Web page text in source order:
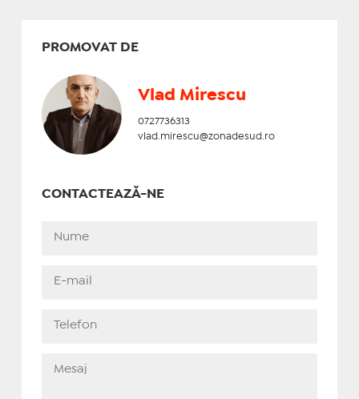
PROMOVAT DE
Vlad Mirescu
0727736313
vlad.mirescu@zonadesud.ro
CONTACTEAZĂ-NE